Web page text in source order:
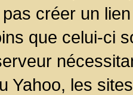
créer un
que celui-ci
Yahoo, les